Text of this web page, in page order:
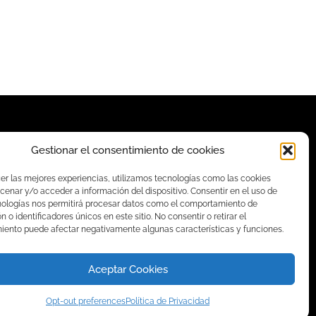
Gestionar el consentimiento de cookies
las mejores experiencias, utilizamos tecnologías como las cookies
y/o acceder a información del dispositivo. Consentir en el uso de
nos permitirá procesar datos como el comportamiento de
o identificadores únicos en este sitio. No consentir o retirar el
puede afectar negativamente algunas características y funciones.
Aceptar Cookies
Opt-out preferencesPolítica de Privacidad
Más Enlaces
Contacto
Términos y Condiciones
Política de privacidad
Política de Cookies
Preguntas frecuentes
Terminal en Línea